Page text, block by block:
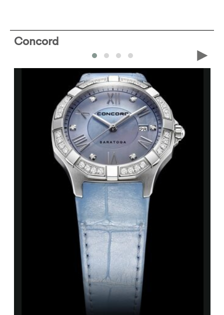
Concord